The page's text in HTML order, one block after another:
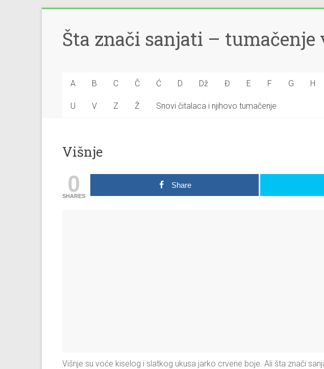
Šta znači sanjati – tumačenje
A B C Č Ć D Dž Đ E F G H
U V Z Ž Snovi čitalaca i njihovo tumačenje
Višnje
0
SHARES
Share
Višnje su voće kiselog i slatkog ukusa jarko crvene boje. Ali šta znači